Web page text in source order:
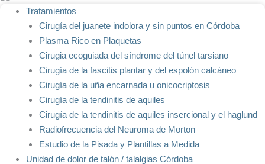
Tratamientos
Cirugía del juanete indolora y sin puntos en Córdoba
Plasma Rico en Plaquetas
Cirugia ecoguiada del síndrome del túnel tarsiano
Cirugía de la fascitis plantar y del espolón calcáneo
Cirugía de la uña encarnada u onicocriptosis
Cirugía de la tendinitis de aquiles
Cirugía de la tendinitis de aquiles insercional y el haglund
Radiofrecuencia del Neuroma de Morton
Estudio de la Pisada y Plantillas a Medida
Unidad de dolor de talón / talalgias Córdoba